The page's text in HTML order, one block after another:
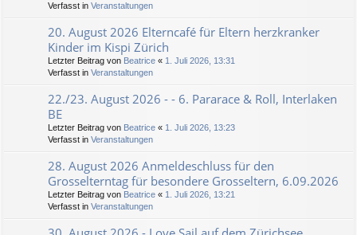
Verfasst in Veranstaltungen
20. August 2026 Elterncafé für Eltern herzkranker
Kinder im Kispi Zürich
Letzter Beitrag von Beatrice « 1. Juli 2026, 13:31
Verfasst in Veranstaltungen
22./23. August 2026 - - 6. Pararace & Roll, Interlaken
BE
Letzter Beitrag von Beatrice « 1. Juli 2026, 13:23
Verfasst in Veranstaltungen
28. August 2026 Anmeldeschluss für den
Grosselterntag für besondere Grosseltern, 6.09.2026
Letzter Beitrag von Beatrice « 1. Juli 2026, 13:21
Verfasst in Veranstaltungen